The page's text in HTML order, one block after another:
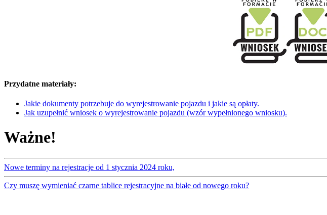
Przydatne materiały:
Jakie dokumenty potrzebuje do wyrejestrowanie pojazdu i jakie są opłaty.
Jak uzupełnić wniosek o wyrejestrowanie pojazdu (wzór wypełnionego wniosku).
Ważne!
Nowe terminy na rejestracje od 1 stycznia 2024 roku,
Czy muszę wymieniać czarne tablice rejestracyjne na białe od nowego roku?